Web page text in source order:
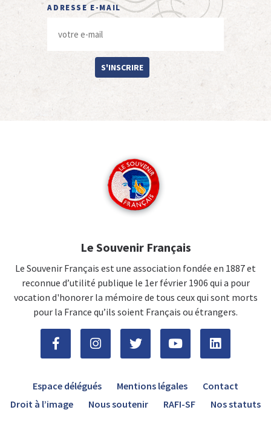
ADRESSE E-MAIL
S'INSCRIRE
Le Souvenir Français
Le Souvenir Français est une association fondée en 1887 et
reconnue d’utilité publique le 1er février 1906 qui a pour
vocation d'honorer la mémoire de tous ceux qui sont morts
pour la France qu’ils soient Français ou étrangers.
Espace délégués Mentions légales
Contact
Droit à l’image
Nous soutenir RAFI-SF Nos statuts